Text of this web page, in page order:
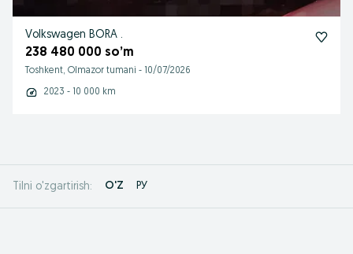
Volkswagen BORA .
238 480 000 so’m
Toshkent, Olmazor tumani - 10/07/2026
2023 - 10 000 km
Tilni o'zgartirish: O'Z РУ